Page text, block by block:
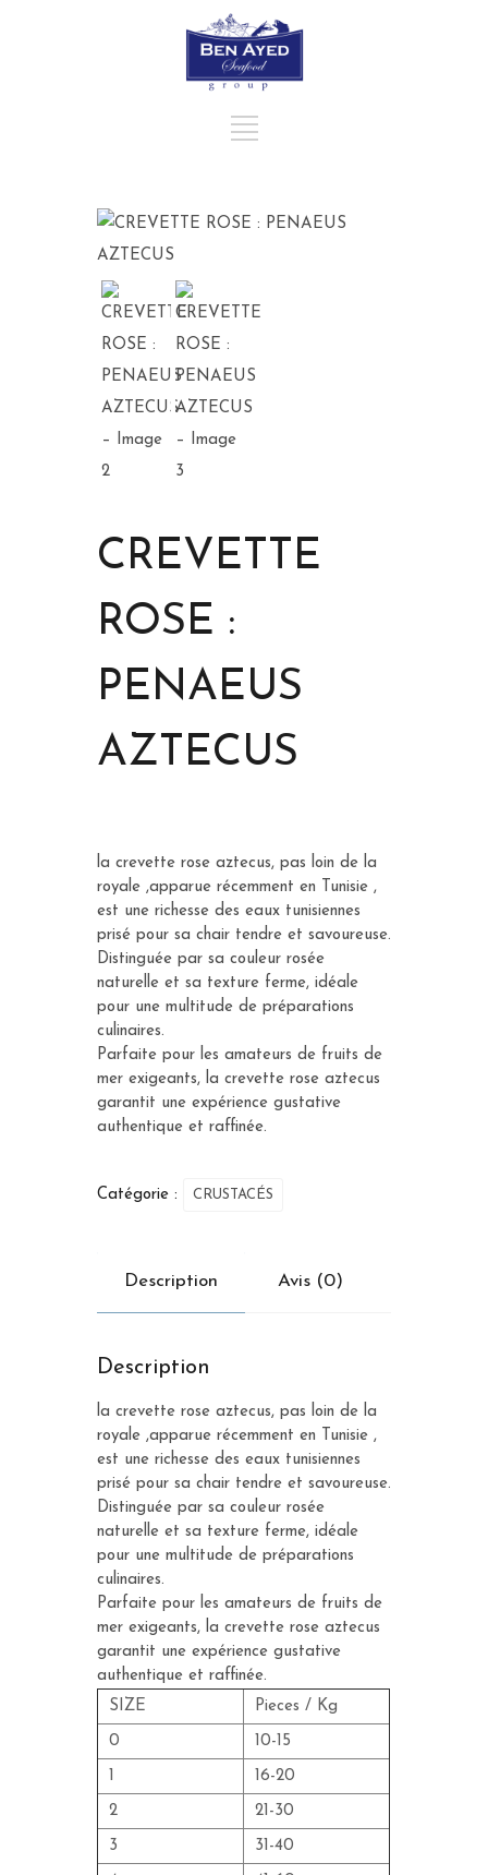
CREVETTE
ROSE :
PENAEUS
AZTECUS
la crevette rose aztecus, pas loin de la
royale ,apparue récemment en Tunisie ,
est une richesse des eaux tunisiennes
prisé pour sa chair tendre et savoureuse.
Distinguée par sa couleur rosée
naturelle et sa texture ferme, idéale
pour une multitude de préparations
culinaires.
Parfaite pour les amateurs de fruits de
mer exigeants, la crevette rose aztecus
garantit une expérience gustative
authentique et raffinée.
Catégorie : CRUSTACÉS
Description Avis (0)
Description
la crevette rose aztecus, pas loin de la
royale ,apparue récemment en Tunisie ,
est une richesse des eaux tunisiennes
prisé pour sa chair tendre et savoureuse.
Distinguée par sa couleur rosée
naturelle et sa texture ferme, idéale
pour une multitude de préparations
culinaires.
Parfaite pour les amateurs de fruits de
mer exigeants, la crevette rose aztecus
garantit une expérience gustative
authentique et raffinée.
SIZE
Pieces / Kg
0 10-15
1 16-20
2 21-30
3 31-40